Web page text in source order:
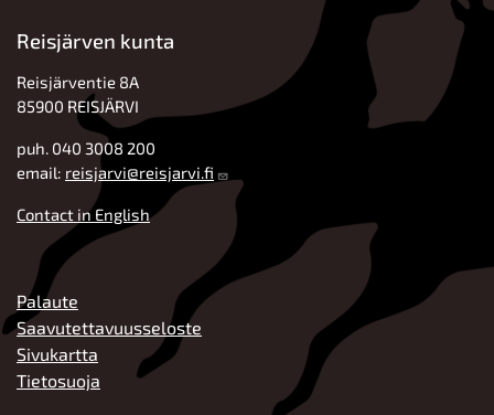
Reisjärven kunta
Reisjärventie 8A
85900 REISJÄRVI
puh. 040 3008 200
email: reisjarvi@reisjarvi.fi
Contact in English
ALATUNNISTE
Palaute
Saavutettavuusseloste
Sivukartta
Tietosuoja